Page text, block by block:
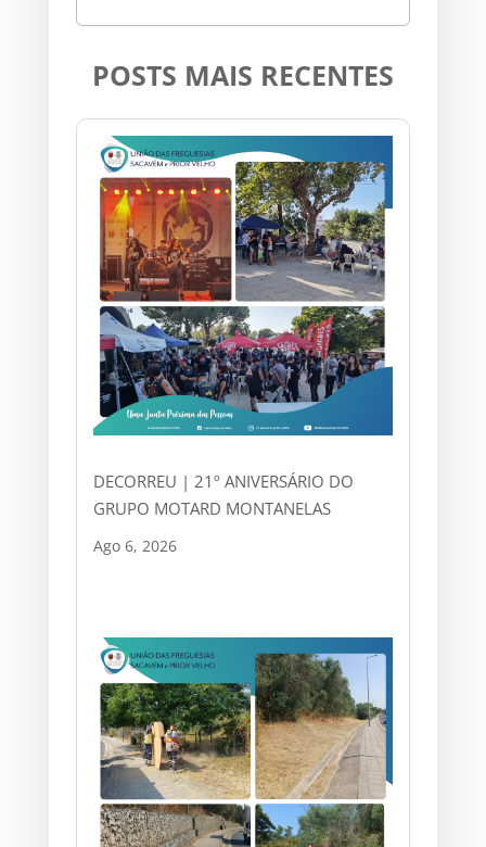
POSTS MAIS RECENTES
DECORREU | 21º ANIVERSÁRIO DO
GRUPO MOTARD MONTANELAS
Ago 6, 2026